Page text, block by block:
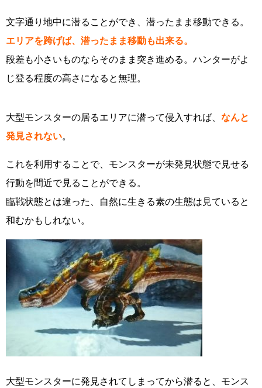
文字通り地中に潜ることができ、潜ったまま移動できる。
エリアを跨げば、潜ったまま移動も出来る。
段差も小さいものならそのまま突き進める。ハンターがよ
じ登る程度の高さになると無理。
大型モンスターの居るエリアに潜って侵入すれば、 なんと
発見されない。
これを利用することで、モンスターが未発見状態で見せる
行動を間近で見ることができる。
臨戦状態とは違った、自然に生きる素の生態は見ていると
和むかもしれない。
大型モンスターに発見されてしまってから潜ると、モンス